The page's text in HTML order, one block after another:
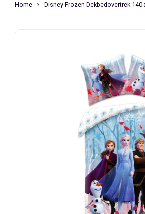
Home Disney Frozen Dekbedovertrek 140